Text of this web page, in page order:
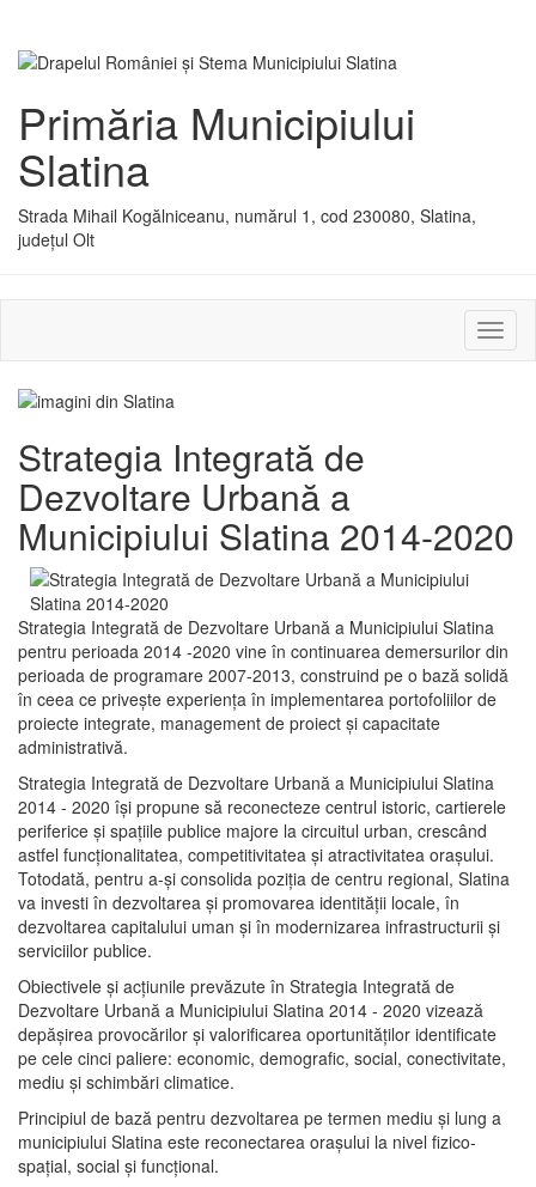
Primăria Municipiului
Slatina
Strada Mihail Kogălniceanu, numărul 1, cod 230080, Slatina,
județul Olt
sau
Strategia Integrată de
Dezvoltare Urbană a
Municipiului Slatina 2014-2020
Strategia Integrată de Dezvoltare Urbană a Municipiului Slatina
pentru perioada 2014 -2020 vine în continuarea demersurilor din
perioada de programare 2007-2013, construind pe o bază solidă
în ceea ce priveşte experienţa în implementarea portofoliilor de
proiecte integrate, management de proiect și capacitate
administrativă.
Strategia Integrată de Dezvoltare Urbană a Municipiului Slatina
2014 - 2020 își propune să reconecteze centrul istoric, cartierele
periferice şi spaţiile publice majore la circuitul urban, crescând
astfel funcţionalitatea, competitivitatea şi atractivitatea oraşului.
Totodată, pentru a-şi consolida poziţia de centru regional, Slatina
va investi în dezvoltarea şi promovarea identităţii locale, în
dezvoltarea capitalului uman şi în modernizarea infrastructurii şi
serviciilor publice.
Obiectivele şi acţiunile prevăzute în Strategia Integrată de
Dezvoltare Urbană a Municipiului Slatina 2014 - 2020 vizează
depășirea provocărilor şi valorificarea oportunităţilor identificate
pe cele cinci paliere: economic, demografic, social, conectivitate,
mediu şi schimbări climatice.
Principiul de bază pentru dezvoltarea pe termen mediu şi lung a
municipiului Slatina este reconectarea oraşului la nivel fizico-
spaţial, social şi funcţional.